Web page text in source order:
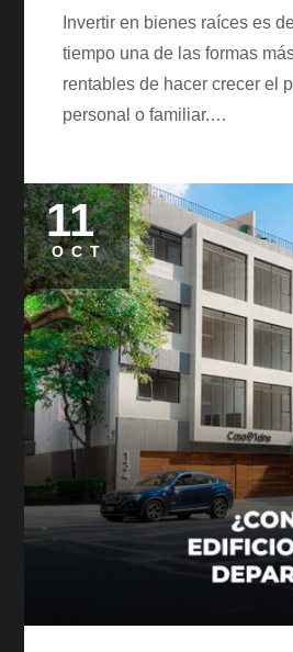
Invertir en bienes raíces es
tiempo una de las formas
rentables de hacer crecer el
personal o familiar.…
Posted
on
11
OCT